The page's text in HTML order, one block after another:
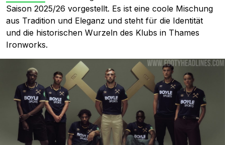
Saison 2025/26 vorgestellt. Es ist eine coole Mischung
aus Tradition und Eleganz und steht für die Identität
und die historischen Wurzeln des Klubs in Thames
Ironworks.